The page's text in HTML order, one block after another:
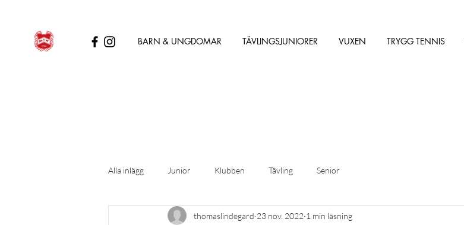
BARN & UNGDOMAR TÄVLINGSJUNIORER VUXEN TRYGG TENNIS
Alla inlägg Junior Klubben Tävling Senior
thomaslindegard 23 nov. 2022 1 min läsning